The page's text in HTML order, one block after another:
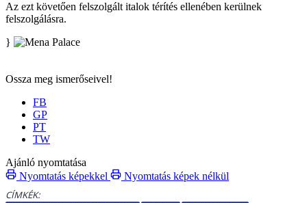
Az ezt követően felszolgált italok térítés ellenében kerülnek
felszolgálásra.
}
Ossza meg ismerőseivel!
FB
GP
PT
TW
Ajánló nyomtatása
Nyomtatás képekkel
Nyomtatás képek nélkül
CÍMKÉK: